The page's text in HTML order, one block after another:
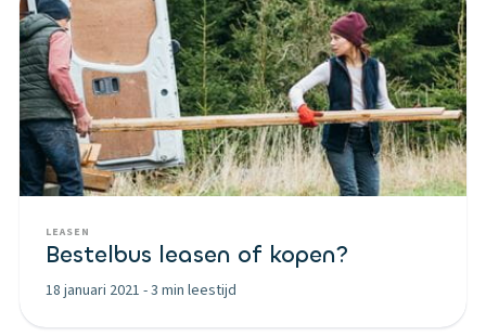
LEASEN
Bestelbus leasen of kopen?
18 januari 2021 -3 min leestijd